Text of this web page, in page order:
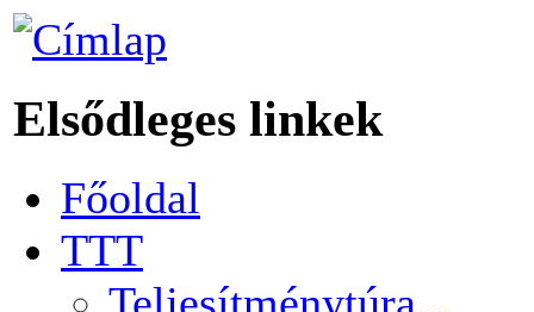
Elsődleges linkek
Főoldal
TTT